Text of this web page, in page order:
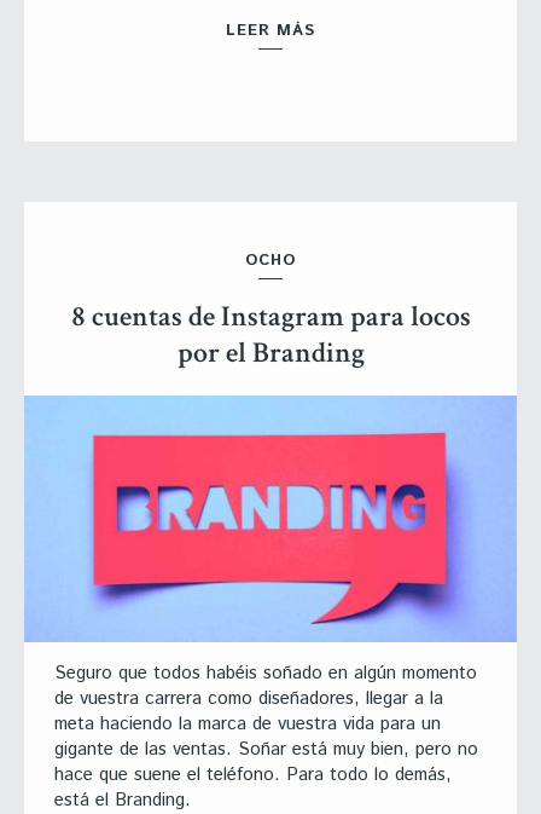
LEER MÁS
OCHO
8 cuentas de Instagram para locos
por el Branding
Seguro que todos habéis soñado en algún momento
de vuestra carrera como diseñadores, llegar a la
meta haciendo la marca de vuestra vida para un
gigante de las ventas. Soñar está muy bien, pero no
hace que suene el teléfono. Para todo lo demás,
está el Branding.